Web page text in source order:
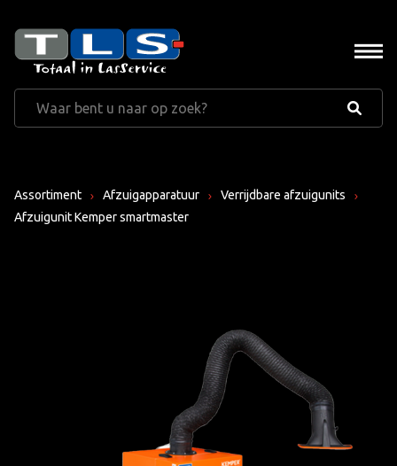
Assortiment Afzuigapparatuur
Verrijdbare afzuigunits
Afzuigunit Kemper smartmaster